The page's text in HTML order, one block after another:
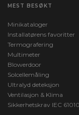
MEST BESØKT
Minikataloger
Installatørens favoritter
Termografering
Multimeter
Blowerdoor
Solcellemåling
Ultralyd deteksjon
Ventilasjon & Klima
Sikkerhetskrav IEC